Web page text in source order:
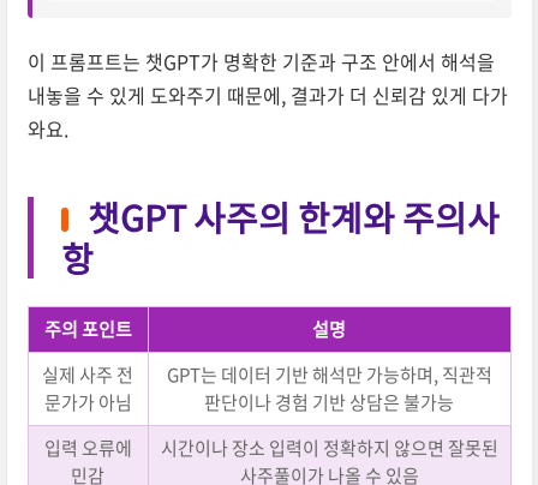
이 프롬프트는 챗GPT가 명확한 기준과 구조 안에서 해석을
내놓을 수 있게 도와주기 때문에, 결과가 더 신뢰감 있게 다가
와요.
챗GPT 사주의 한계와 주의사
항
주의 포인트
설명
실제 사주 전
문가가 아님
GPT는 데이터 기반 해석만 가능하며, 직관적
판단이나 경험 기반 상담은 불가능
입력 오류에
민감
시간이나 장소 입력이 정확하지 않으면 잘못된
사주풀이가 나올 수 있음